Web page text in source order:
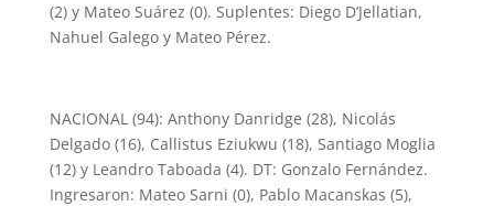
(2) y Mateo Suárez (0). Suplentes: Diego D’Jellatian,
Nahuel Galego y Mateo Pérez.
NACIONAL (94): Anthony Danridge (28), Nicolás
Delgado (16), Callistus Eziukwu (18), Santiago Moglia
(12) y Leandro Taboada (4). DT: Gonzalo Fernández.
Ingresaron: Mateo Sarni (0), Pablo Macanskas (5),